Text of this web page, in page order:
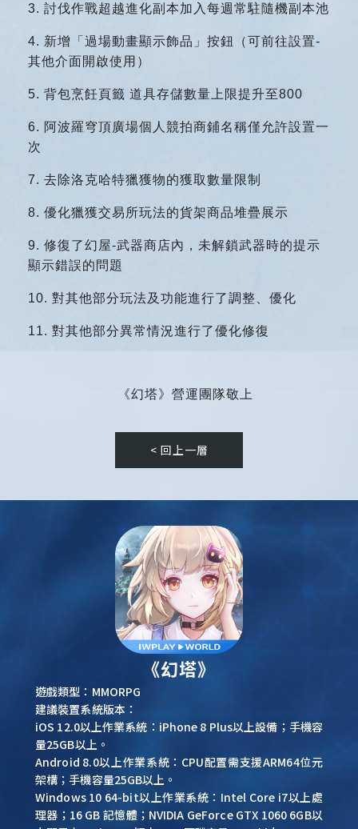
3. 討伐作戰超越進化副本加入每週常駐隨機副本池
4. 新增「過場動畫顯示飾品」按鈕（可前往設置-
其他介面開啟使用）
5. 背包烹飪頁籤 道具存儲數量上限提升至800
6. 阿波羅穹頂廣場個人競拍商鋪名稱僅允許設置一
次
7. 去除洛克哈特獵獲物的獲取數量限制
8. 優化獵獲交易所玩法的貨架商品堆疊展示
9. 修復了幻屋-武器商店內，未解鎖武器時的提示
顯示錯誤的問題
10. 對其他部分玩法及功能進行了調整、優化
11. 對其他部分異常情況進行了優化修復
《幻塔》營運團隊敬上
< 回上一層
《幻塔》
遊戲類型：MMORPG
建議裝置系統版本：
iOS 12.0以上作業系統：iPhone 8 Plus以上設備；手機容
量25GB以上。
Android 8.0以上作業系統：CPU配置需支援ARM64位元
架構；手機容量25GB以上。
Windows 10 64-bit以上作業系統：Intel Core i7以上處
理器；16 GB 記憶體；NVIDIA GeForce GTX 1060 6GB以